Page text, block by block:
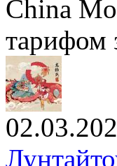
China
тарифом